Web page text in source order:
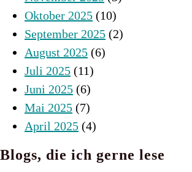
Oktober 2025 (10)
September 2025 (2)
August 2025 (6)
Juli 2025 (11)
Juni 2025 (6)
Mai 2025 (7)
April 2025 (4)
Blogs, die ich gerne lese